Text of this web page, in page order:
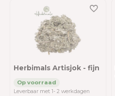
Herbimals Artisjok - fijn
Leverbaar met 1- 2 werkdagen